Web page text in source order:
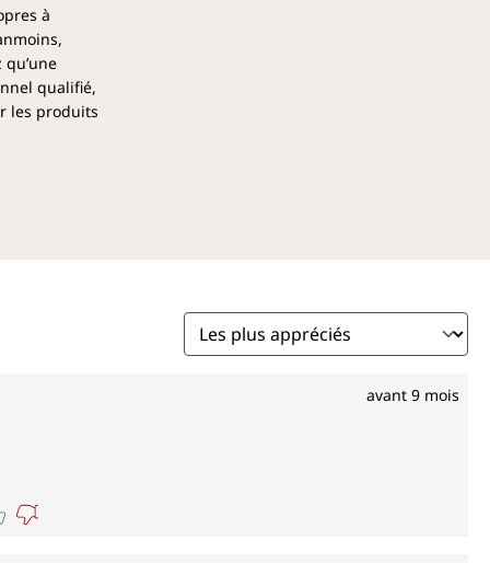
à
qualifié,
les produits
avant 9 mois